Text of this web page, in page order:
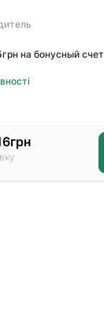
грн на бонусный счет
грн